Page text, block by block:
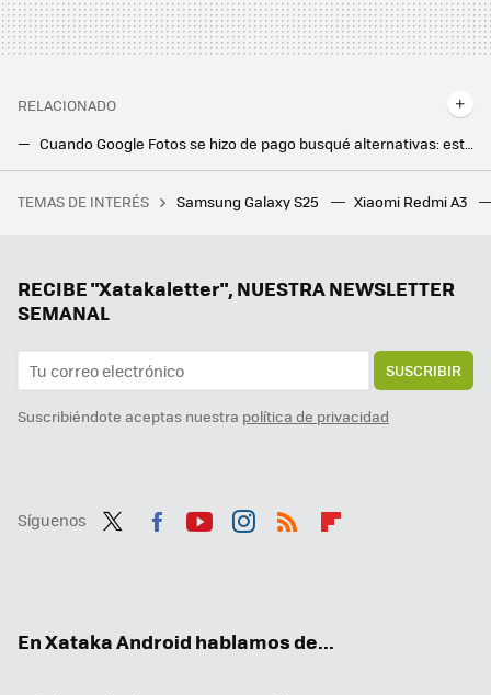
RELACIONADO
Cuando Google Fotos se hizo de pago busqué alternativas: esta solución es todavía mejor y no he tenido que pagar ni un euro más
Una de las mejores alternativas a Google Play dice adiós definitivamente: la Amazon Appstore desaparece
La debacle demográfica en Europa, expuesta en este mapa con un invitado engañoso: Mónaco
TEMAS DE INTERÉS Samsung Galaxy S25 Xiaomi Redmi A3
RECIBE "Xatakaletter", NUESTRA NEWSLETTER
SEMANAL
SUSCRIBIR
Suscribiéndote aceptas nuestra política de privacidad
Síguenos
En Xataka Android hablamos de...